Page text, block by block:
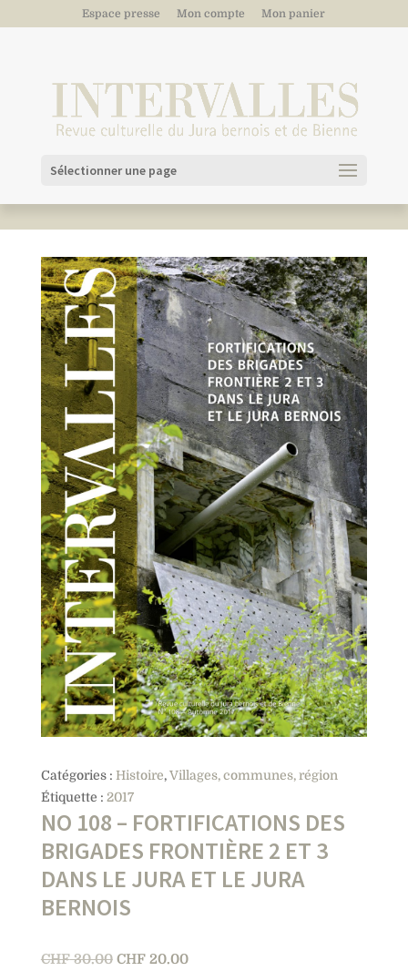
Espace presse Mon compte Mon panier
Sélectionner une page
Catégories : Histoire,Villages, communes, région
Étiquette : 2017
NO 108 – FORTIFICATIONS DES
BRIGADES FRONTIÈRE 2 ET 3
DANS LE JURA ET LE JURA
BERNOIS
CHF30.00 Le
CHF20.00Le